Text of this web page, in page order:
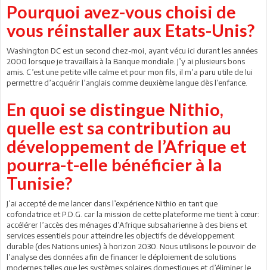
Pourquoi avez-vous choisi de
vous réinstaller aux Etats-Unis?
Washington DC est un second chez-moi, ayant vécu ici durant les années
2000 lorsque je travaillais à la Banque mondiale. J’y ai plusieurs bons
amis. C’est une petite ville calme et pour mon fils, il m’a paru utile de lui
permettre d’acquérir l’anglais comme deuxième langue dès l’enfance.
En quoi se distingue Nithio,
quelle est sa contribution au
développement de l’Afrique et
pourra-t-elle bénéficier à la
Tunisie?
J’ai accepté de me lancer dans l’expérience Nithio en tant que
cofondatrice et P.D.G. car la mission de cette plateforme me tient à cœur:
accélérer l’accès des ménages d’Afrique subsaharienne à des biens et
services essentiels pour atteindre les objectifs de développement
durable (des Nations unies) à horizon 2030. Nous utilisons le pouvoir de
l’analyse des données afin de financer le déploiement de solutions
modernes telles que les systèmes solaires domestiques et d’éliminer le